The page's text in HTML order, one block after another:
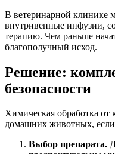
В ветеринарной клинике
внутривенные инфузии,
терапию. Чем раньше
благополучный исход.
Решение:
безопасности
Химическая обработка от
домашних животных,
Выбор препарата.